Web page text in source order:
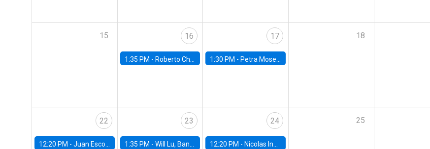
15 16
1:35 PM - Roberto Chang, Rutgers University
17
1:30 PM - Petra Moser, NYU Stern
18
22
12:20 PM - Juan Escobar, Universidad de Chile
23
1:35 PM - Will Lu, Banco Central de Chile
24
12:20 PM - Nicolas Inostroza, Rotman School of Management, University of Toronto
25